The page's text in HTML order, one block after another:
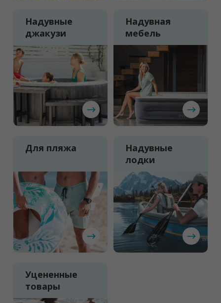
Надувные
джакузи
Надувная
мебель
Для пляжа
Надувные
лодки
Уцененные
товары